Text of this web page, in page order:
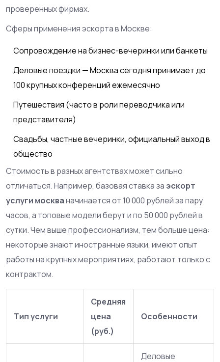
проверенных фирмах.
Сферы применения эскорта в Москве:
Сопровождение на бизнес-вечеринки или банкеты
Деловые поездки — Москва сегодня принимает до
100 крупных конференций ежемесячно
Путешествия (часто в роли переводчика или
представителя)
Свадьбы, частные вечеринки, официальный выход в
общество
Стоимость в разных агентствах может сильно
отличаться. Например, базовая ставка за эскорт
услуги москваначинается от 10 000 рублей за пару
часов, а топовые модели берут и по 50 000 рублей в
сутки. Чем выше профессионализм, тем больше цена:
некоторые знают иностранные языки, имеют опыт
работы на крупных мероприятиях, работают только с
контрактом.
Тип услуги
Средняя
цена
(руб.)
Особенности
Деловые